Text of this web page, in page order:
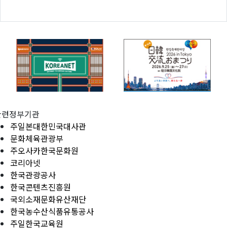
정부기관
주일본대한민국대사관
문화체육관광부
주오사카한국문화원
코리아넷
한국관광공사
한국콘텐츠진흥원
국외소재문화유산재단
한국농수산식품유통공사
주일한국교육원